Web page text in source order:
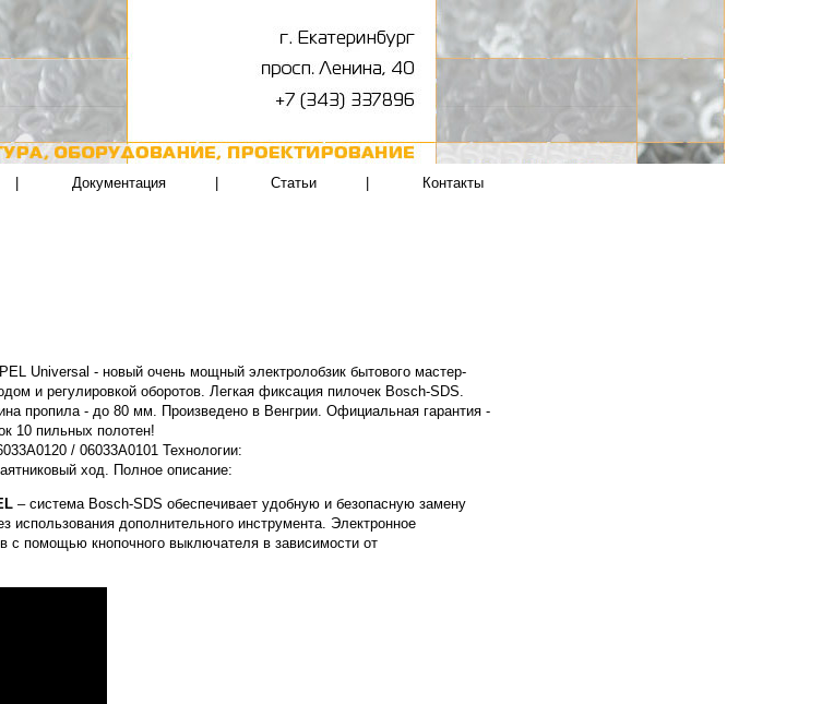
Документация Статьи Контакты
Universal - новый очень мощный электролобзик бытового мастер-
и регулировкой оборотов. Легкая фиксация пилочек Bosch-SDS.
пропила - до 80 мм. Произведено в Венгрии. Официальная гарантия -
10 пильных полотен!
/ 06033A0101 Технологии:
ход. Полное описание:
– система Bosch-SDS обеспечивает удобную и безопасную замену
использования дополнительного инструмента. Электронное
с помощью кнопочного выключателя в зависимости от